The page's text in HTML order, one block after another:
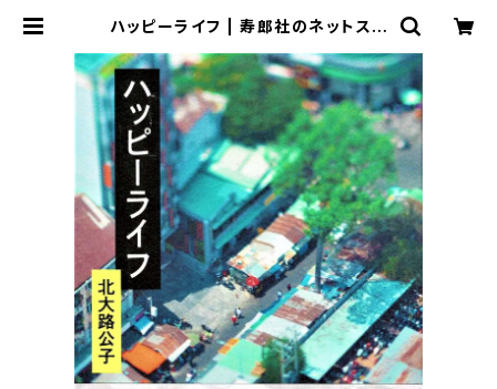
ハッピーライフ | 寿郎社のネットスト